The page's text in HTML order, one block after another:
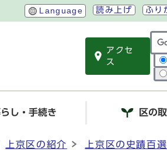
Language 読み上げ ふり
アクセ
ス
し・手続き 区の
上京区の紹介 上京区の史蹟百